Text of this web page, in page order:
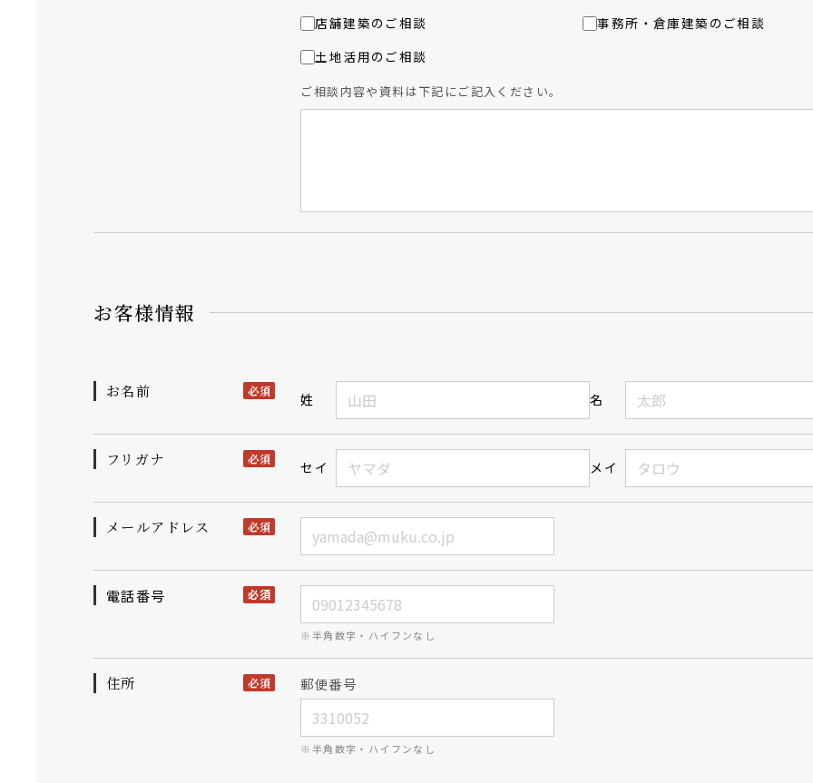
店舗建築のご相談
事務所・倉庫建築のご相談
土地活用のご相談
ご相談内容や資料は下記にご記入ください。
お客様情報
お名前 必須 姓 名
フリガナ 必須 セイ メイ
メールアドレス 必須
電話番号 必須
※半角数字・ハイフンなし
住所 必須 郵便番号
※半角数字・ハイフンなし